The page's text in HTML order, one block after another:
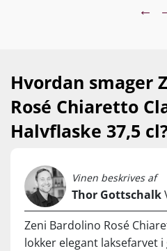
den perfekt til terrassen,
eller et glas i solen. En
karakter, elegance og
der leverer langt mere,
←
Hvordan smager
Rosé Chiaretto
Halvflaske 37,5
Vinen beskrives af
Thor Gottschalk
Zeni Bardolino Rosé
lokker elegant laksefarvet